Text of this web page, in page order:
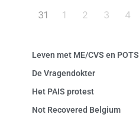
31
1 2 3 4
Leven met ME/CVS en POTS
De Vragendokter
Het PAIS protest
Not Recovered Belgium